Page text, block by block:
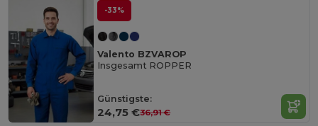
-33%
Valento BZVAROP
Insgesamt ROPPER
Günstigste:
24,75 €36,91 €